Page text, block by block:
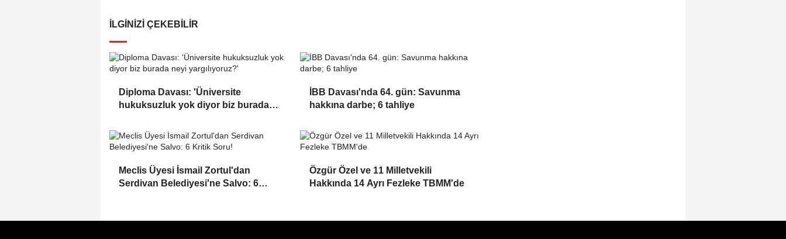
İLGINIZI ÇEKEBILIR
Diploma Davası: 'Üniversite
hukuksuzluk yok diyor biz burada
İBB Davası'nda 64. gün: Savunma
hakkına darbe; 6 tahliye
Meclis Üyesi İsmail Zortul'dan
Serdivan Belediyesi'ne Salvo: 6
Özgür Özel ve 11 Milletvekili
Hakkında 14 Ayrı Fezleke TBMM'de